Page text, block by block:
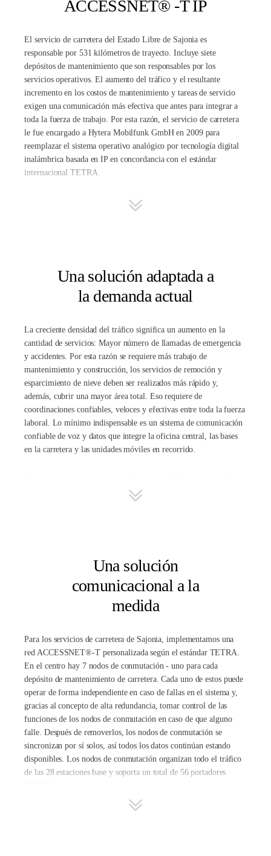
ACCESSNET® -T IP
El servicio de carretera del Estado Libre de Sajonia es
responsable por 531 kilómetros de trayecto. Incluye siete
depósitos de mantenimiento que son responsables por los
servicios operativos. El aumento del tráfico y el resultante
incremento en los costos de mantenimiento y tareas de servicio
exigen una comunicación más efectiva que antes para integrar a
toda la fuerza de trabajo. Por esta razón, el servicio de carretera
le fue encargado a Hytera Mobilfunk GmbH en 2009 para
reemplazar el sistema operativo analógico por tecnología digital
inalámbrica basada en IP en concordancia con el estándar
internacional TETRA.
Las carreteras de Sajonia incluyen: A4, A9, A13, A14, A17, A38,
Una solución adaptada a
la demanda actual
La creciente densidad del tráfico significa un aumento en la
cantidad de servicios: Mayor número de llamadas de emergencia
y accidentes. Por esta razón se requiere más trabajo de
mantenimiento y construcción, los servicios de remoción y
esparcimiento de nieve deben ser realizados más rápido y,
además, cubrir una mayor área total. Eso requiere de
coordinaciones confiables, veloces y efectivas entre toda la fuerza
laboral. Lo mínimo indispensable es un sistema de comunicación
confiable de voz y datos que integre la oficina central, las bases
en la carretera y las unidades móviles en recorrido.
como la solución ideal. La red
basada en IP utiliza ubicaciones y rutas de conexión IP
ofrece una mayor tolerancia a fallos mediante funciones
inteligentes redundantes y el diseño de sistema robusto. Además
versatilidad y redundancia.
Como principal contratista del proyecto, todo estaba bajo control
de Hytera desde el planeamiento hasta la puesta en servicio. Ello
permite personalizar el proyecto a las exigencias del cliente sin
ningún compromiso y reducir al mínimo su esfuerzo
organizacional.
Una solución
comunicacional a la
medida
Para los servicios de carretera de Sajonia, implementamos una
red ACCESSNET®-T personalizada según el estándar TETRA.
En el centro hay 7 nodos de conmutación - uno para cada
depósito de mantenimiento de carretera. Cada uno de estos puede
operar de forma independiente en caso de fallas en el sistema y,
gracias al concepto de alta redundancia, tomar control de las
funciones de los nodos de conmutación en caso de que alguno
falle. Después de removerlos, los nodos de conmutación se
sincronizan por sí solos, así todos los datos continúan estando
disponibles. Los nodos de conmutación organizan todo el tráfico
de las 28 estaciones base y soporta un total de 56 portadores
Adicionalmente, integramos aplicaciones espaciales al sistema